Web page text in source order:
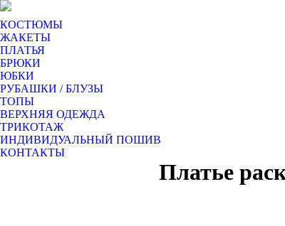
КОСТЮМЫ
ЖАКЕТЫ
ПЛАТЬЯ
БРЮКИ
ЮБКИ
РУБАШКИ / БЛУЗЫ
ТОПЫ
ВЕРХНЯЯ ОДЕЖДА
ТРИКОТАЖ
ИНДИВИДУАЛЬНЫЙ ПОШИВ
КОНТАКТЫ
Платье